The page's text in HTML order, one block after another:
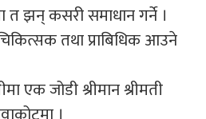
त झन् कसरी समाधान गर्ने ।
तथा प्राबिधिक आउने
एक जोडी श्रीमान श्रीमती